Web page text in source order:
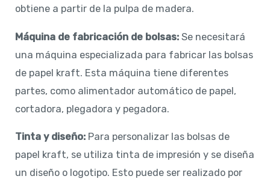
obtiene a partir de la pulpa de madera.
Máquina de fabricación de bolsas: Se necesitará
una máquina especializada para fabricar las bolsas
de papel kraft. Esta máquina tiene diferentes
partes, como alimentador automático de papel,
cortadora, plegadora y pegadora.
Tinta y diseño: Para personalizar las bolsas de
papel kraft, se utiliza tinta de impresión y se diseña
un diseño o logotipo. Esto puede ser realizado por